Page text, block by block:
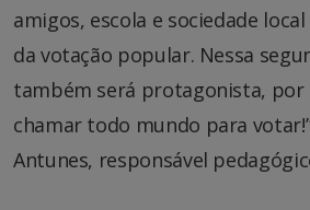
amigos, escola e sociedade
da votação popular. Nessa
também será protagonista, por
chamar todo mundo para
Antunes, responsável